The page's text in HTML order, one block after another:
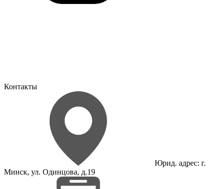
Контакты
Юрид. адрес: г.
Минск, ул. Одинцова, д.19